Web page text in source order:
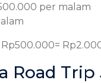
per malam
Road